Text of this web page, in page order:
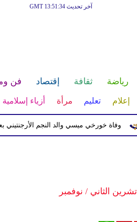
آخر تحديث GMT 13:51:34
رياضة ثقافة إقتصاد فن
إعلام تعليم مرأة أزياء إسلامية
وفاة خورخي ميسي والد النجم الأرجنتيني بعد